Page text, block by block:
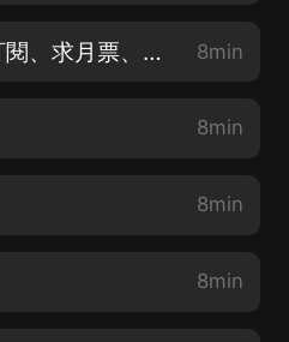
003 泛黃小本（求訂閱、求月票、求點讚！） 8min
8min
8min
8min